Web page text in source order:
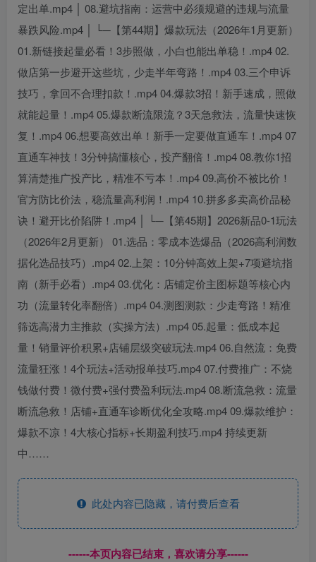
此处内容已隐藏，请付费后查看
------本页内容已结束，喜欢请分享------